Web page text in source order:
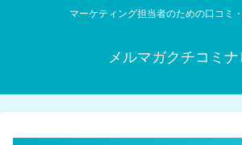
マーケティング担当者のための口コミ
メルマガクチコミナ